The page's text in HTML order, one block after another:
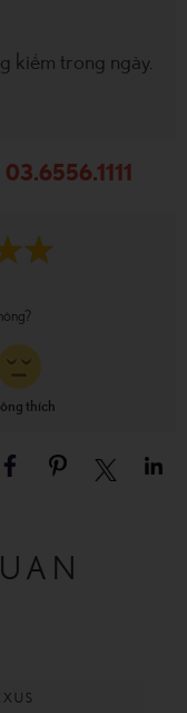
kiểm trong ngày.
thích